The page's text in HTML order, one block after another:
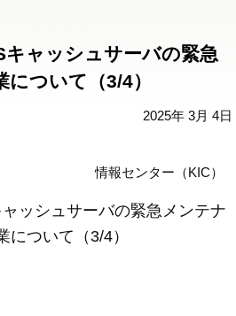
キャッシュサーバの緊急
ついて（3/4）
2025年 3月 4日
情報センター（KIC）
ャッシュサーバの緊急メンテナ
について（3/4）